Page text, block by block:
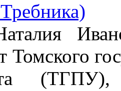
Томского
(ТГПУ),